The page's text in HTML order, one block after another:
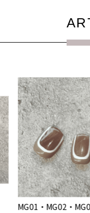
MG01・MG02・